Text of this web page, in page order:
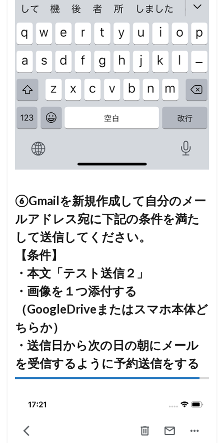
⑥Gmailを新規作成して自分のメー
ルアドレス宛に下記の条件を満た
して送信してください。
【条件】
・本文「テスト送信２」
・画像を１つ添付する
（GoogleDriveまたはスマホ本体ど
ちらか）
・送信日から次の日の朝にメール
を受信するように予約送信をする